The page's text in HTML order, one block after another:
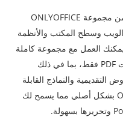
كجزء من مجموعة ONLYOFFICE
الويب وسطح المكتب والأنظمة
العمل مع مجموعة كاملة
من ملفات المكتب الشائعة، وليس ملفات PDF فقط، بما في ذلك
التقديمية والنماذج القابلة
للتعبئة. تدعم المجموعة تنسيقات OOXML بشكل أصلي مما يسمح لك